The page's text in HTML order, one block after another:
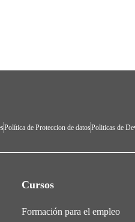
Política de Proteccion de datosPoliticas de
Cursos
Formación para el empleo